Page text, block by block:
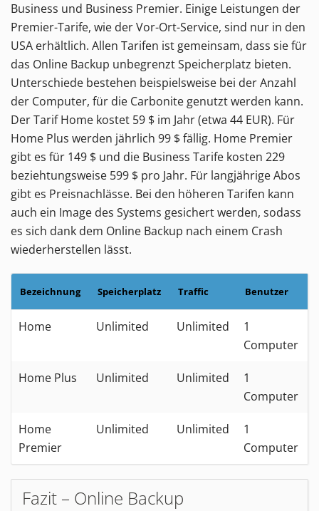
Business und Business Premier. Einige Leistungen der
Premier-Tarife, wie der Vor-Ort-Service, sind nur in den
USA erhältlich. Allen Tarifen ist gemeinsam, dass sie für
das Online Backup unbegrenzt Speicherplatz bieten.
Unterschiede bestehen beispielsweise bei der Anzahl
der Computer, für die Carbonite genutzt werden kann.
Der Tarif Home kostet 59 $ im Jahr (etwa 44 EUR). Für
Home Plus werden jährlich 99 $ fällig. Home Premier
gibt es für 149 $ und die Business Tarife kosten 229
beziehtungsweise 599 $ pro Jahr. Für langjährige Abos
gibt es Preisnachlässe. Bei den höheren Tarifen kann
auch ein Image des Systems gesichert werden, sodass
es sich dank dem Online Backup nach einem Crash
wiederherstellen lässt.
Bezeichnung Speicherplatz Traffic Benutzer
Home Unlimited Unlimited
1
Computer
Home Plus Unlimited Unlimited
1
Computer
Home
Premier
Unlimited Unlimited
1
Computer
Fazit – Online Backup